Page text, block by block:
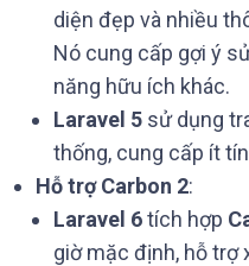
diện đẹp và nhiều
Nó cung cấp gợi ý
năng hữu ích khác.
Laravel 5 sử dụng
thống, cung cấp ít
Hỗ trợ Carbon 2:
Laravel 6tích hợp
giờ mặc định, hỗ trợ